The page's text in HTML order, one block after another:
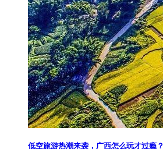
低空旅游热潮来袭，广西怎么玩才过瘾？